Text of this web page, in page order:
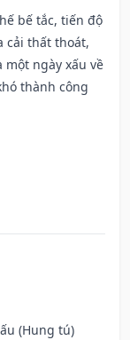
bế tắc, tiến độ
cải thất thoát,
ngày xấu về
thành công
(Hung tú)